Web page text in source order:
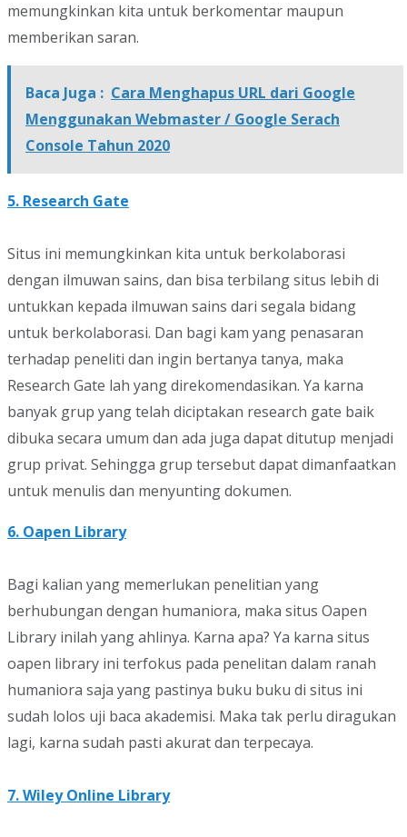
memungkinkan kita untuk berkomentar maupun
memberikan saran.
Baca Juga : Cara Menghapus URL dari Google
Menggunakan Webmaster / Google Serach
Console Tahun 2020
5. Research Gate
Situs ini memungkinkan kita untuk berkolaborasi
dengan ilmuwan sains, dan bisa terbilang situs lebih di
untukkan kepada ilmuwan sains dari segala bidang
untuk berkolaborasi. Dan bagi kam yang penasaran
terhadap peneliti dan ingin bertanya tanya, maka
Research Gate lah yang direkomendasikan. Ya karna
banyak grup yang telah diciptakan research gate baik
dibuka secara umum dan ada juga dapat ditutup menjadi
grup privat. Sehingga grup tersebut dapat dimanfaatkan
untuk menulis dan menyunting dokumen.
6. Oapen Library
Bagi kalian yang memerlukan penelitian yang
berhubungan dengan humaniora, maka situs Oapen
Library inilah yang ahlinya. Karna apa? Ya karna situs
oapen library ini terfokus pada penelitan dalam ranah
humaniora saja yang pastinya buku buku di situs ini
sudah lolos uji baca akademisi. Maka tak perlu diragukan
lagi, karna sudah pasti akurat dan terpecaya.
7. Wiley Online Library